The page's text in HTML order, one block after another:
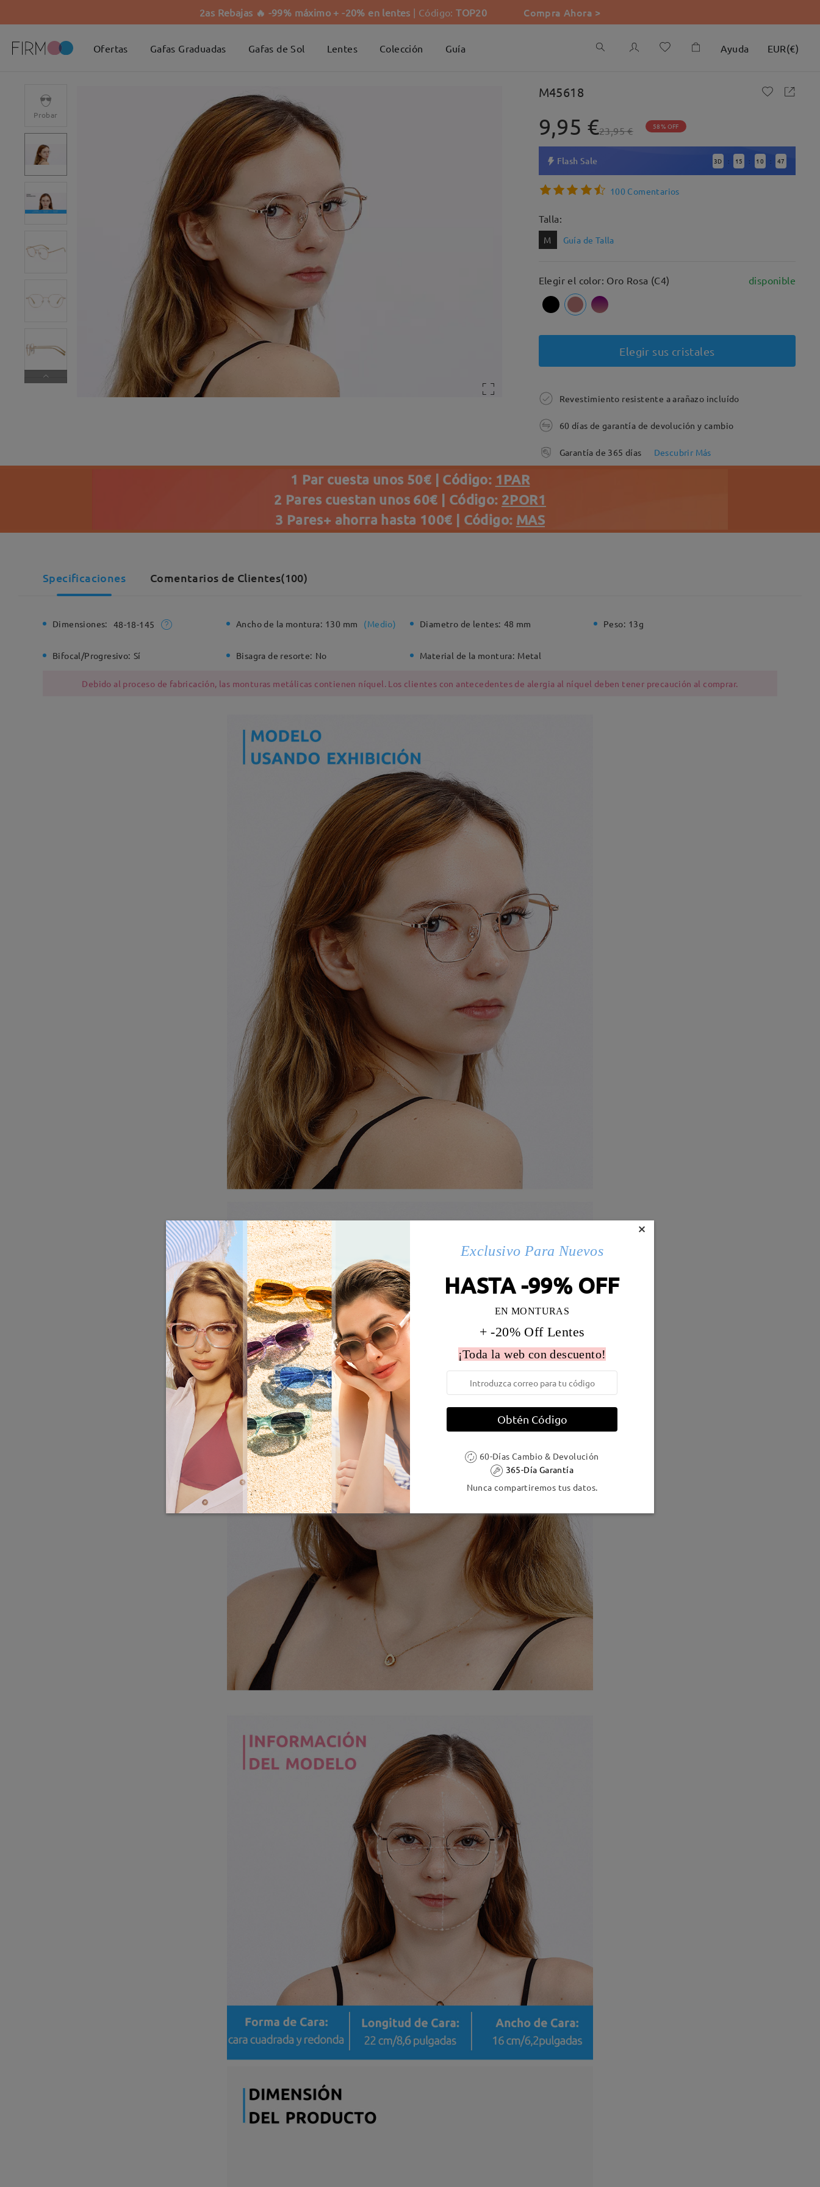
2as Rebajas 🔥 -99% máximo + -20% en lentes | Código:TOP20 Compra Ahora >
Ofertas Gafas Graduadas Gafas de Sol Lentes Colección Guía Ayuda EUR(€)
Probar
M45618
9,95 €23,95 € 58% OFF
Flash Sale 3D : 15 : 10 : 46
100 Comentarios
Talla:
M Guía de Talla
Elegir el color: Oro Rosa (C4) disponible
Elegir sus cristales
Revestimiento resistente a arañazo incluído
60 días de garantía de devolución y cambio
Garantía de 365 días Descubrir Más
1 Par cuesta unos 50€ | Código: 1PAR
2 Pares cuestan unos 60€ | Código: 2POR1
3 Pares+ ahorra hasta 100€ | Código: MAS
Specificaciones Comentarios de Clientes(100)
Dimensiones: 48-18-145 Ancho de la montura: 130 mm (Medio) Diametro de lentes: 48 mm Peso: 13g
Bifocal/Progresivo: Sí Bisagra de resorte: No Material de la montura: Metal
Debido al proceso de fabricación, las monturas metálicas contienen níquel. Los clientes con antecedentes de alergia al níquel deben tener precaución al comprar.
×
Exclusivo Para Nuevos
HASTA -99% OFF
EN MONTURAS
+ -20% Off Lentes
¡Toda la web con descuento!
Obtén Código
60-Días Cambio & Devolución
365-Día Garantía
Nunca compartiremos tus datos.